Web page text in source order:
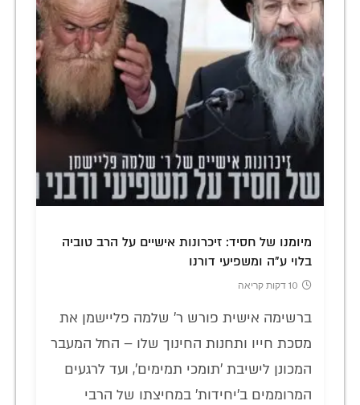
מיומנו של חסיד: זיכרונות אישיים על הרב טוביה
בלוי ע"ה ומשפיעי דורנו
10 דקות קריאה
ברשימה אישית פורש ר' שלמה פליישמן את
מסכת חייו ותחנות החינוך שלו – החל המעבר
המכונן לישיבת 'תומכי תמימים', ועד לרגעים
המרוממים ב'יחידות' במחיצתו של הרבי